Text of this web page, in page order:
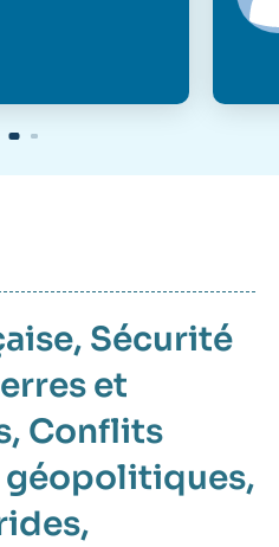
Sécurité
et
Conflits
géopolitiques